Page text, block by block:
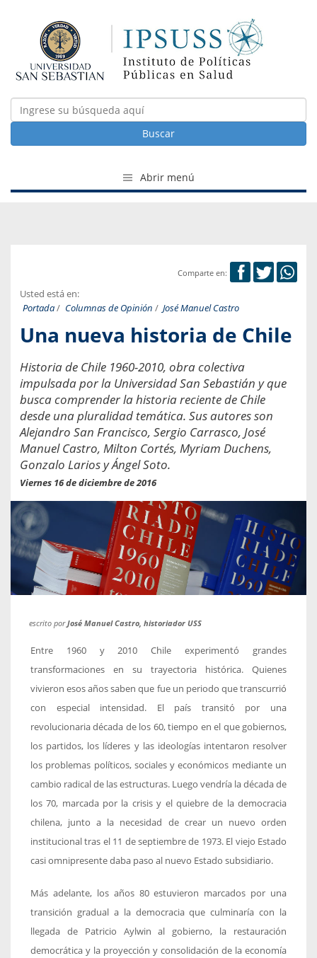
Buscar
Abrir menú
Comparte en:
Usted está en:
Portada/ Columnas de Opinión / José Manuel Castro
Una nueva historia de Chile
Historia de Chile 1960-2010, obra colectiva
impulsada por la Universidad San Sebastián y que
busca comprender la historia reciente de Chile
desde una pluralidad temática. Sus autores son
Alejandro San Francisco, Sergio Carrasco, José
Manuel Castro, Milton Cortés, Myriam Duchens,
Gonzalo Larios y Ángel Soto.
Viernes 16 de diciembre de 2016
escrito porJosé Manuel Castro, historiador USS
Entre 1960 y 2010 Chile experimentó grandes
transformaciones en su trayectoria histórica. Quienes
vivieron esos años saben que fue un periodo que transcurrió
con especial intensidad. El país transitó por una
revolucionaria década de los 60, tiempo en el que gobiernos,
los partidos, los líderes y las ideologías intentaron resolver
los problemas políticos, sociales y económicos mediante un
cambio radical de las estructuras. Luego vendría la década de
los 70, marcada por la crisis y el quiebre de la democracia
chilena, junto a la necesidad de crear un nuevo orden
institucional tras el 11 de septiembre de 1973. El viejo Estado
casi omnipresente daba paso al nuevo Estado subsidiario.
Más adelante, los años 80 estuvieron marcados por una
transición gradual a la democracia que culminaría con la
llegada de Patricio Aylwin al gobierno, la restauración
democrática y la proyección y consolidación de la economía